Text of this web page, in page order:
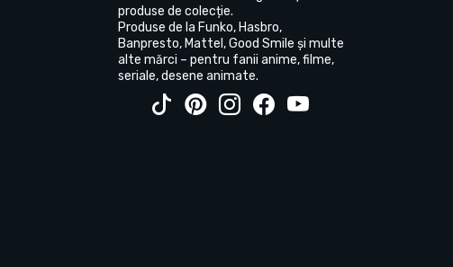
produse de colecție.
Produse de la Funko, Hasbro,
Banpresto, Mattel, Good Smile și multe
alte mărci – pentru fanii anime, filme,
seriale, desene animate.